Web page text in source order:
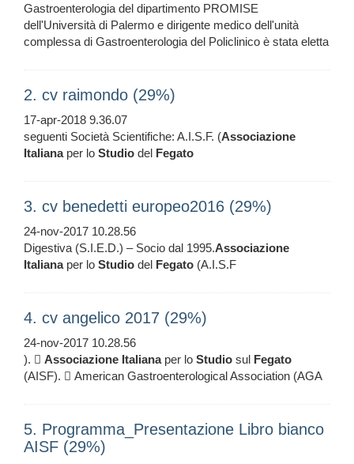
Gastroenterologia del dipartimento PROMISE
dell'Università di Palermo e dirigente medico dell'unità
complessa di Gastroenterologia del Policlinico è stata eletta
2. cv raimondo (29%)
17-apr-2018 9.36.07
seguenti Società Scientifiche: A.I.S.F. (Associazione
Italianaper lo Studio del Fegato
3. cv benedetti europeo2016 (29%)
24-nov-2017 10.28.56
Digestiva (S.I.E.D.) – Socio dal 1995.Associazione
Italianaper lo Studio del Fegato (A.I.S.F
4. cv angelico 2017 (29%)
24-nov-2017 10.28.56
).  Associazione Italianaper lo Studio sul Fegato
(AISF).  American Gastroenterological Association (AGA
5. Programma_Presentazione Libro bianco
AISF (29%)